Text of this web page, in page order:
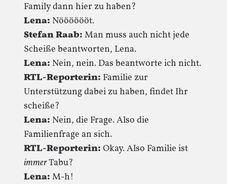
Family dann hier zu haben?
Lena: Nööööööt.
Stefan Raab: Man muss auch nicht jede
Scheiße beantworten, Lena.
Lena: Nein, nein. Das beantworte ich nicht.
RTL-Reporterin: Familie zur
Unterstützung dabei zu haben, findet Ihr
scheiße?
Lena: Nein, die Frage. Also die
Familienfrage an sich.
RTL-Reporterin: Okay. Also Familie ist
immerTabu?
Lena: M-h!